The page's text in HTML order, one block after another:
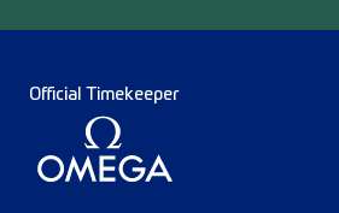
Official Timekeeper